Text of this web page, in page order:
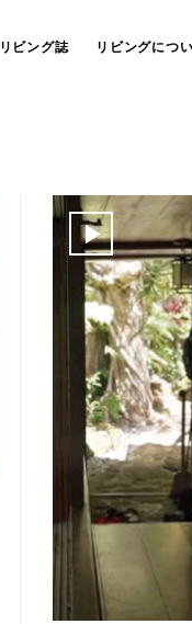
リビング誌 リビングにつ